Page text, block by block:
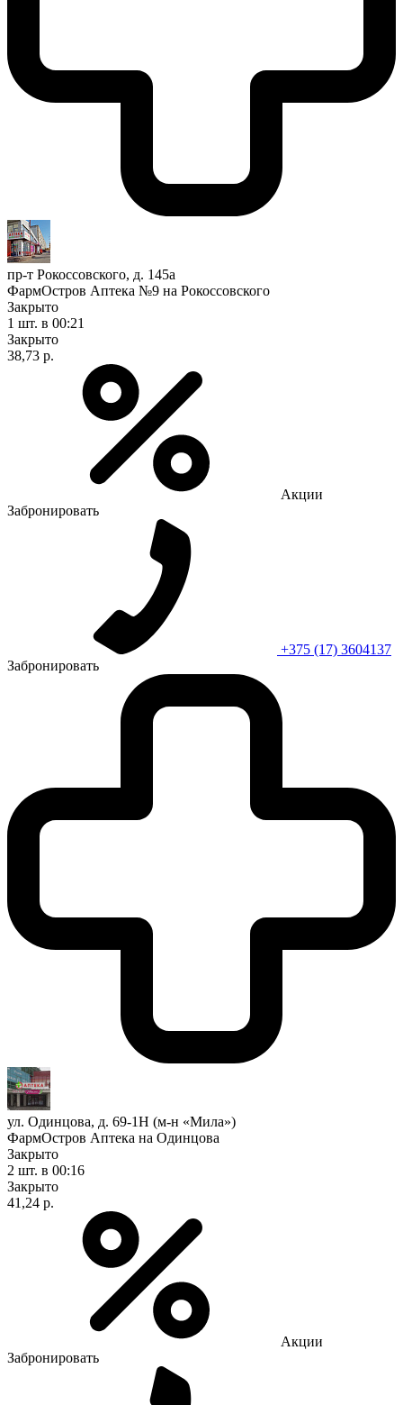
пр-т Рокоссовского, д. 145а
ФармОстров Аптека №9 на Рокоссовского
Закрыто
1 шт. в 00:21
Закрыто
38,73 р.
Акции
Забронировать
+375 (17) 3604137
Забронировать
ул. Одинцова, д. 69-1Н (м-н «Мила»)
ФармОстров Аптека на Одинцова
Закрыто
2 шт. в 00:16
Закрыто
41,24 р.
Акции
Забронировать